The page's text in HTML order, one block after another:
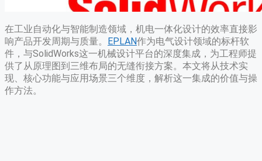
在工业自动化与智能制造领域，机电一体化设计的效率直接影
响产品开发周期与质量。 EPLAN作为电气设计领域的标杆软
件，与SolidWorks这一机械设计平台的深度集成，为工程师提
供了从原理图到三维布局的无缝衔接方案。本文将从技术实
现、核心功能与应用场景三个维度，解析这一集成的价值与操
作方法。